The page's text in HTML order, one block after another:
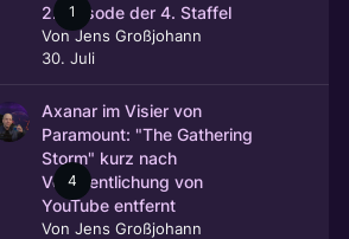
1
2. Episode der 4. Staffel
VonJens Großjohann
30. Juli
4
Axanar im Visier von
Paramount: "The Gathering
Storm" kurz nach
Veröffentlichung von
YouTube entfernt
Von Jens Großjohann